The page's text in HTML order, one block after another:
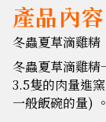
產品內
冬蟲夏草滴雞精
冬蟲夏草滴雞精
3.5隻的肉量進
一般飯碗的量) 。